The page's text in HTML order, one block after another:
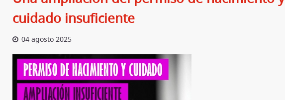
cuidado insuficiente
04 agosto 2025